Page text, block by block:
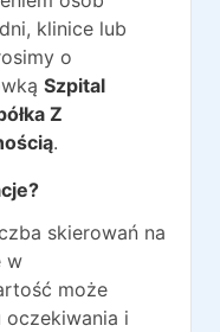
klinice lub
o
Szpital
Z
.
skierowań na
w
może
i